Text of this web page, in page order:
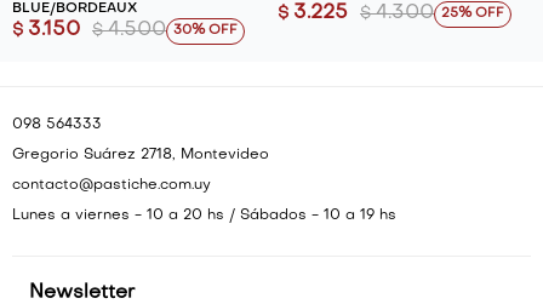
BLUE/BORDEAUX
$ 3.150 $ 4.500 30
$ 3.225 $ 4.300 25
Newsletter
098 564333
Gregorio Suárez 2718, Montevideo
contacto@pastiche.com.uy
Lunes a viernes - 10 a 20 hs / Sábados - 10 a 19 hs